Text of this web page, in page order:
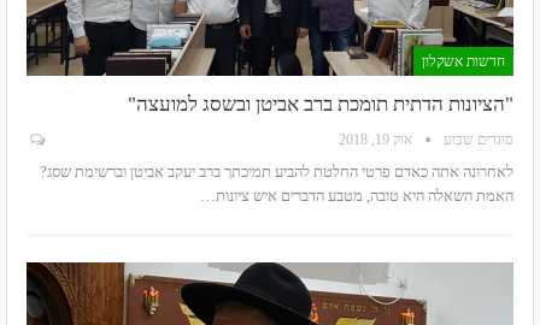
חדשות אשקלון
"הציונות הדתית תומכת ברב אביטן ובשסג למועצה"
סוגרים שבוע אוק 19, 2018
לאחרונה אתה כאדם פרטי החלטת להביע תמיכתך ברב יעקב אביטן וברשימת שסג?
האמת השאלה היא טובה, מטבע הדברים איש ציונות…